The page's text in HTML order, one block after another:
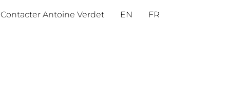
Contacter Antoine Verdet EN FR